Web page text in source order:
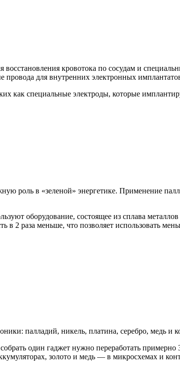
кровотока по сосудам и
для внутренних электронных
как специальные электроды, которые
роль в «зеленой» энергетике. Применение
оборудование, состоящее из сплава
2 раза меньше, что позволяет использовать
палладий, никель, платина, серебро, медь и
один гаджет нужно переработать
золото и медь — в микросхемах и